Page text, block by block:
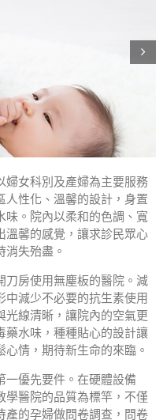
Next
婦女科別及產婦為主要服務
人性化、溫馨的設計，身置
味。院內以柔和的色調、寬
溫馨的感覺，讓求診民眾心
失殆盡。
刀房使用無塵板的醫院。減
中減少不必要的抗生素使用
光線清晰，讓院內的空氣更
藥水味，種種貼心的設計讓
情，期待新生命的來臨。
一優先要件。在硬體設備
學醫院的品質為標竿，不僅
產的孕婦做問卷調查，問卷